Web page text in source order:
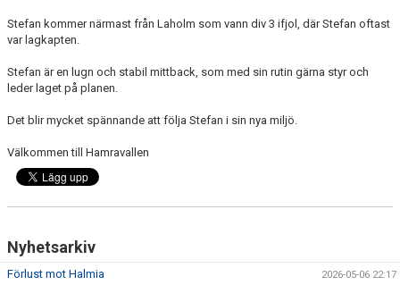
Stefan kommer närmast från Laholm som vann div 3 ifjol, där Stefan oftast
var lagkapten.
Stefan är en lugn och stabil mittback, som med sin rutin gärna styr och
leder laget på planen.
Det blir mycket spännande att följa Stefan i sin nya miljö.
Välkommen till Hamravallen
Nyhetsarkiv
Förlust mot Halmia 2026-05-06 22:17